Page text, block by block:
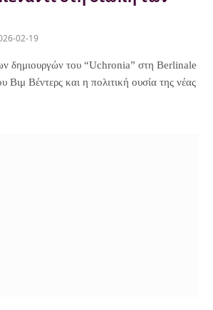
02-19
δημιουργών του “Uchronia” στη Berlinale
Βιμ Βέντερς και η πολιτική ουσία της νέας